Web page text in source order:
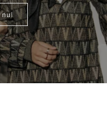
nu!